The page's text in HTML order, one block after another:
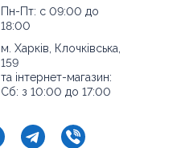
Пн-Пт: с 09:00 до
18:00
м. Харків, Клочківська,
159
та інтернет-магазин:
Сб: з 10:00 до 17:00